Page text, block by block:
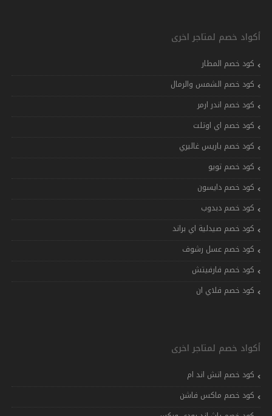
أكواد خصم لمتاجر اخرى
كود خصم المطار
كود خصم الشمس والرمال
كود خصم اندر ارمر
كود خصم اي اوتلت
كود خصم باريس غاليري
كود خصم تويو
كود خصم دايسون
كود خصم دبدوب
كود خصم صيدلية اي براند
كود خصم عسل رشوف
كود خصم فارفيتش
كود خصم فلاي ان
أكواد خصم لمتاجر اخرى
كود خصم اتش اند ام
كود خصم ماكس فاشن